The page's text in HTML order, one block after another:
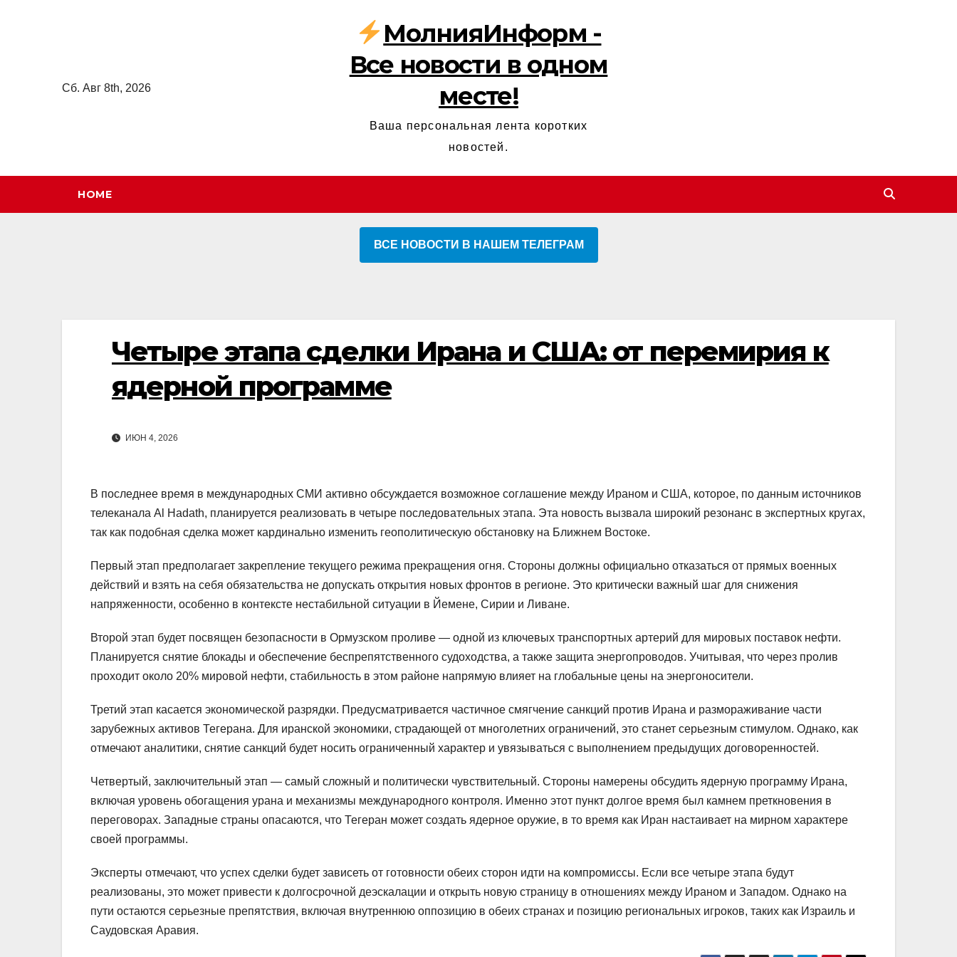
Сб. Авг 8th, 2026
МолнияИнформ -
Все новости в одном
месте!
Ваша персональная лента коротких
новостей.
HOME
ВСЕ НОВОСТИ В НАШЕМ ТЕЛЕГРАМ
Четыре этапа сделки Ирана и США: от перемирия к
ядерной программе
ИЮН 4, 2026
В последнее время в международных СМИ активно обсуждается возможное соглашение между Ираном и США, которое, по данным источников
телеканала Al Hadath, планируется реализовать в четыре последовательных этапа. Эта новость вызвала широкий резонанс в экспертных кругах,
так как подобная сделка может кардинально изменить геополитическую обстановку на Ближнем Востоке.
Первый этап предполагает закрепление текущего режима прекращения огня. Стороны должны официально отказаться от прямых военных
действий и взять на себя обязательства не допускать открытия новых фронтов в регионе. Это критически важный шаг для снижения
напряженности, особенно в контексте нестабильной ситуации в Йемене, Сирии и Ливане.
Второй этап будет посвящен безопасности в Ормузском проливе — одной из ключевых транспортных артерий для мировых поставок нефти.
Планируется снятие блокады и обеспечение беспрепятственного судоходства, а также защита энергопроводов. Учитывая, что через пролив
проходит около 20% мировой нефти, стабильность в этом районе напрямую влияет на глобальные цены на энергоносители.
Третий этап касается экономической разрядки. Предусматривается частичное смягчение санкций против Ирана и размораживание части
зарубежных активов Тегерана. Для иранской экономики, страдающей от многолетних ограничений, это станет серьезным стимулом. Однако, как
отмечают аналитики, снятие санкций будет носить ограниченный характер и увязываться с выполнением предыдущих договоренностей.
Четвертый, заключительный этап — самый сложный и политически чувствительный. Стороны намерены обсудить ядерную программу Ирана,
включая уровень обогащения урана и механизмы международного контроля. Именно этот пункт долгое время был камнем преткновения в
переговорах. Западные страны опасаются, что Тегеран может создать ядерное оружие, в то время как Иран настаивает на мирном характере
своей программы.
Эксперты отмечают, что успех сделки будет зависеть от готовности обеих сторон идти на компромиссы. Если все четыре этапа будут
реализованы, это может привести к долгосрочной деэскалации и открыть новую страницу в отношениях между Ираном и Западом. Однако на
пути остаются серьезные препятствия, включая внутреннюю оппозицию в обеих странах и позицию региональных игроков, таких как Израиль и
Саудовская Аравия.